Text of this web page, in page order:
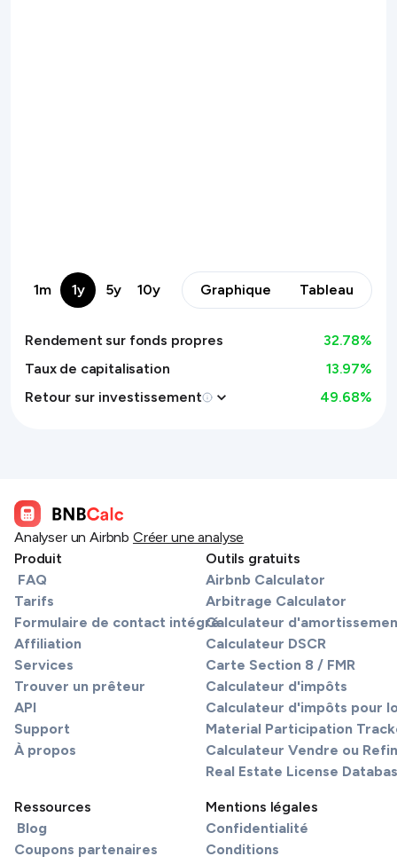
1m 1y 5y 10y Graphique Tableau
Rendement sur fonds propres 32.78%
Taux de capitalisation
13.97%
Retour sur investissement
49.68%
Analyser un Airbnb Créer une analyse
Produit
FAQ
Tarifs
Formulaire de contact intégré
Affiliation
Services
Trouver un prêteur
API
Support
À propos
Outils gratuits
Airbnb Calculator
Arbitrage Calculator
Calculateur
Calculateur DSCR
Carte Section 8 / FMR
Calculateur d'impôts
Calculateur d'impôts pour
Material Participation
Calculateur Vendre ou
Real Estate License
Ressources
Blog
Coupons partenaires
Mentions légales
Confidentialité
Conditions